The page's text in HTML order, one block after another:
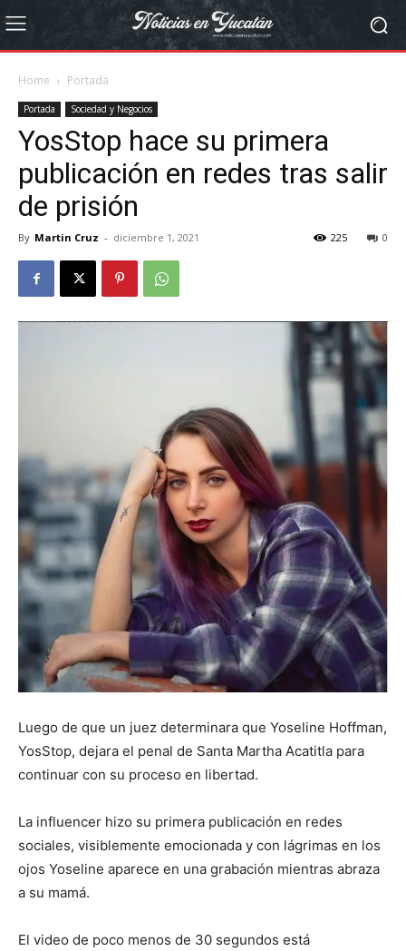
Home Portada
Portada Sociedad y Negocios
YosStop hace su primera
publicación en redes tras salir
de prisión
By Martin Cruz - diciembre 1, 2021 0
225
Luego de que un juez determinara que Yoseline Hoffman,
YosStop, dejara el penal de Santa Martha Acatitla para
continuar con su proceso en libertad.
La influencer hizo su primera publicación en redes
sociales, visiblemente emocionada y con lágrimas en los
ojos Yoseline aparece en una grabación mientras abraza
a su mamá.
El video de poco menos de 30 segundos está